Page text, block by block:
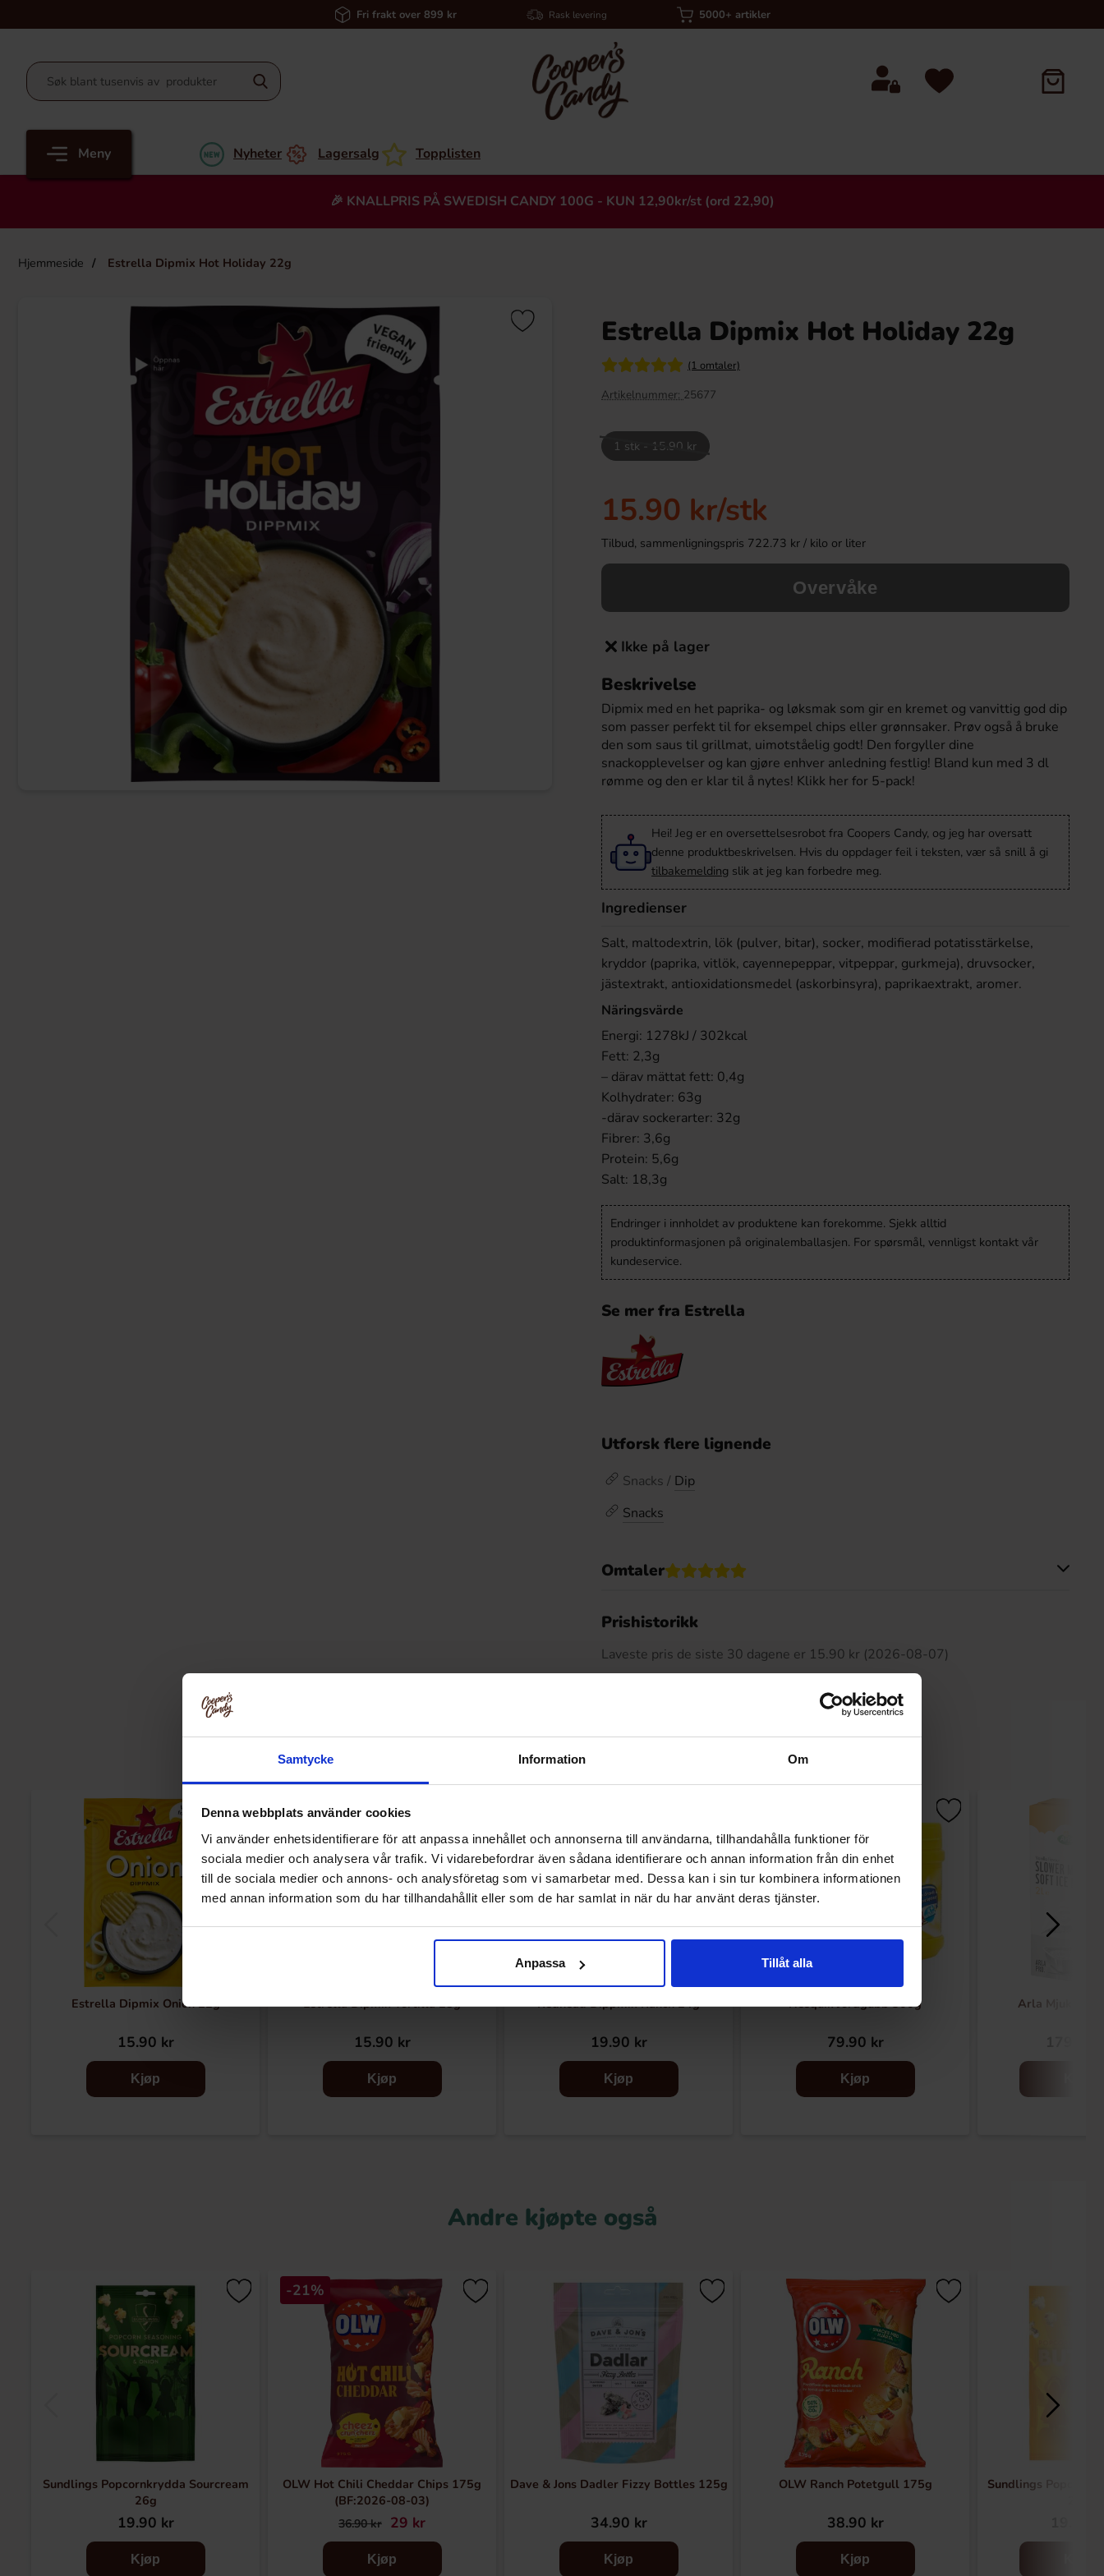
Samtycke Information Om
Denna webbplats använder cookies
Vi använder enhetsidentifierare för att anpassa innehållet och annonserna till användarna, tillhandahålla funktioner för
sociala medier och analysera vår trafik. Vi vidarebefordrar även sådana identifierare och annan information från din enhet
till de sociala medier och annons- och analysföretag som vi samarbetar med. Dessa kan i sin tur kombinera informationen
med annan information som du har tillhandahållit eller som de har samlat in när du har använt deras tjänster.
Anpassa Tillåt alla
Fri frakt over 899 kr Rask levering 5000+ artikler
Meny Nyheter Lagersalg Topplisten
🎉 KNALLPRIS PÅ SWEDISH CANDY 100G - KUN 12,90kr/st (ord 22,90)
Hjemmeside Estrella Dipmix Hot Holiday 22g
Heading
Red Bull Green Drakfrukt 25cl
38.90 kr
-43%
Tabby Chicken Wings Chocolate 50g
19.90 kr 28.90 kr
& Knäckemacka 150g
Korv med
Estrella Dipmix Hot Holiday 22g
(1 omtaler)
Artikelnummer: 25677
1 stk - 15.90 kr
15.90 kr/stk
Tilbud, sammenligningspris 722.73 kr / kilo or liter
Overvåke
Ikke på lager
Beskrivelse
Dipmix med en het paprika- og løksmak som gir en kremet og vanvittig god dip
som passer perfekt til for eksempel chips eller grønnsaker. Prøv også å bruke
den som saus til grillmat, uimotståelig godt! Den forgyller dine
snackopplevelser og kan gjøre enhver anledning festlig! Bland kun med 3 dl
rømme og den er klar til å nytes! Klikk her for 5-pack!
Hei! Jeg er en oversettelsesrobot fra Coopers Candy, og jeg har oversatt
denne produktbeskrivelsen. Hvis du oppdager feil i teksten, vær så snill å gi
tilbakemelding slik at jeg kan forbedre meg.
Ingredienser
Salt, maltodextrin, lök (pulver, bitar), socker, modifierad potatisstärkelse,
kryddor (paprika, vitlök, cayennepeppar, vitpeppar, gurkmeja), druvsocker,
jästextrakt, antioxidationsmedel (askorbinsyra), paprikaextrakt, aromer.
Näringsvärde
Energi: 1278kJ / 302kcal
Fett: 2,3g
– därav mättat fett: 0,4g
Kolhydrater: 63g
-därav sockerarter: 32g
Fibrer: 3,6g
Protein: 5,6g
Salt: 18,3g
Endringer i innholdet av produktene kan forekomme. Sjekk alltid
produktinformasjonen på originalemballasjen. For spørsmål, vennligst kontakt vår
kundeservice.
Se mer fra Estrella
Utforsk flere lignende
Snacks / Dip
Snacks
Omtaler
Prishistorikk
Laveste pris de siste 30 dagene er 15.90 kr (2026-08-07)
Relaterte produkter
Estrella Dipmix Onion 22g
15.90 kr
Kjøp
Estrella Dipmix Tortilla 28g
15.90 kr
Kjøp
Redhead Dippmix Ranch 24g
19.90 kr
Kjøp
Nesquik Jordgubb 300g
79.90 kr
Kjøp
Arla
Andre kjøpte også
Sundlings Popcornkrydda Sourcream
26g
19.90 kr
Kjøp
-21%
OLW Hot Chili Cheddar Chips 175g
(BF:2026-08-03)
36.90 kr 29 kr
Kjøp
Dave & Jons Dadler Fizzy Bottles 125g
34.90 kr
Kjøp
OLW Ranch Potetgull 175g
38.90 kr
Kjøp
Sundlings